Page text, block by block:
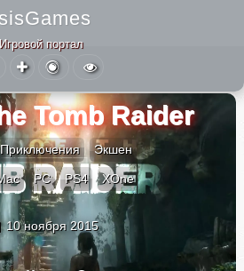
Игровой портал
Tomb Raider
Приключения Экшен
PC PS4 XOne
10 ноября 2015